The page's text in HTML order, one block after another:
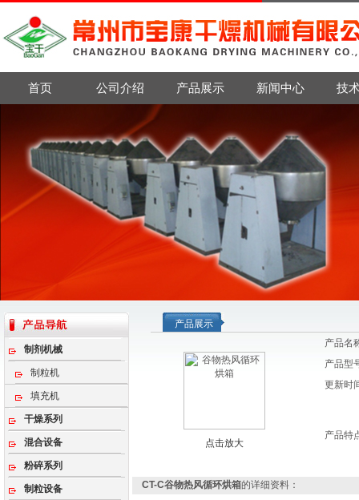
首页 公司介绍 产品展示 新闻中心 技
制剂机械
制粒机
填充机
干燥系列
混合设备
粉碎系列
制粒设备
产品展示
点击放大
产品名
产品型
更新时
产品特
CT-C谷物热风循环烘箱的详细资料：